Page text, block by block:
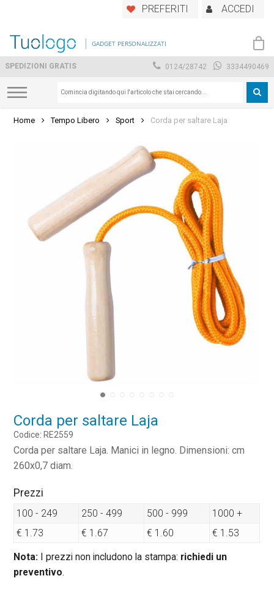
main
PREFERITI ACCEDI
GADGET PERSONALIZZATI
SPEDIZIONI GRATIS 0124/28742 3334490469
Home Tempo Libero Sport Corda per saltare Laja
Corda per saltare Laja
Codice: RE2559
Corda per saltare Laja. Manici in legno. Dimensioni: cm
260x0,7 diam.
Prezzi
100 - 249 250 - 499 500 - 999
1000 +
€ 1.73
€ 1.67 € 1.60 € 1.53
Nota: I prezzi non includono la stampa: richiedi un
preventivo.